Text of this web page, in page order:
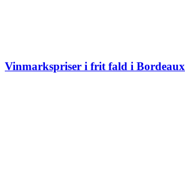
Vinmarkspriser i frit fald i Bordeaux